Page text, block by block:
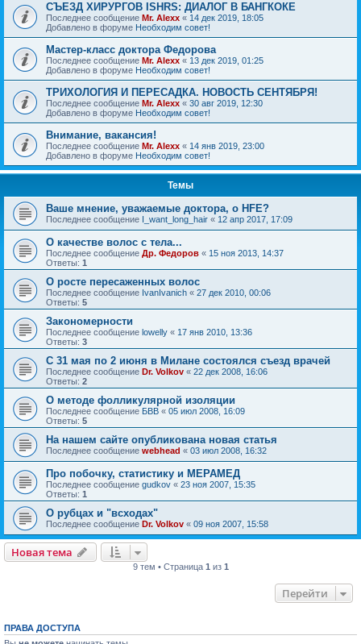
СЪЕЗД ХИРУРГОВ ISHRS: ДИАЛОГ В БАНГКОКЕ
Последнее сообщение Mr. Alexx « 14 дек 2019, 18:05
Добавлено в форуме Необходим совет!
Мастер-класс доктора Федорова
Последнее сообщение Mr. Alexx « 13 дек 2019, 01:25
Добавлено в форуме Необходим совет!
ТРИХОЛОГИЯ И ПЕРЕСАДКА. НОВОСТЬ СЕНТЯБРЯ!
Последнее сообщение Mr. Alexx « 30 авг 2019, 12:30
Добавлено в форуме Необходим совет!
Внимание, вакансия!
Последнее сообщение Mr. Alexx « 14 янв 2019, 23:00
Добавлено в форуме Необходим совет!
Темы
Ваше мнение, уважаемые доктора, о HFE?
Последнее сообщение I_want_long_hair « 12 апр 2017, 17:09
О качестве волос с тела...
Последнее сообщение Др. Федоров « 15 ноя 2013, 14:37
Ответы: 1
О росте пересаженных волос
Последнее сообщение IvanIvanich « 27 дек 2010, 00:06
Ответы: 5
Закономерности
Последнее сообщение lowelly « 17 янв 2010, 13:36
Ответы: 3
С 31 мая по 2 июня в Милане состоялся съезд врачей
Последнее сообщение Dr. Volkov « 22 дек 2008, 16:06
Ответы: 2
О методе фолликулярной изоляции
Последнее сообщение БВВ « 05 июл 2008, 16:09
Ответы: 5
На нашем сайте опубликована новая статья
Последнее сообщение webhead « 03 июл 2008, 16:32
Про побочку, статистику и МЕРАМЕД
Последнее сообщение gudkov « 23 ноя 2007, 15:35
Ответы: 1
О рубцах и "всходах"
Последнее сообщение Dr. Volkov « 09 ноя 2007, 15:58
Новая тема
9 тем • Страница 1 из 1
Перейти
ПРАВА ДОСТУПА